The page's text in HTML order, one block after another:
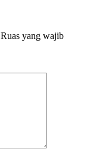
Ruas yang wajib